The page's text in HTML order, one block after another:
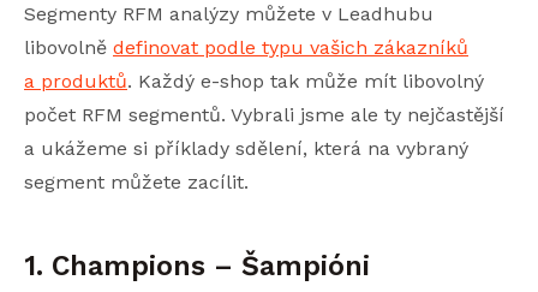
Segmenty RFM analýzy můžete v Leadhubu
libovolně definovat podle typu vašich zákazníků
a produktů. Každý e-shop tak může mít libovolný
počet RFM segmentů. Vybrali jsme ale ty nejčastější
a ukážeme si příklady sdělení, která na vybraný
segment můžete zacílit.
1. Champions – Šampióni